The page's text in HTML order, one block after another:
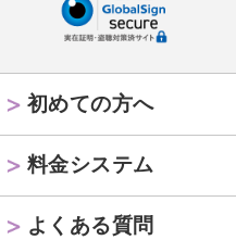
初めての方へ
料金システム
よくある質問